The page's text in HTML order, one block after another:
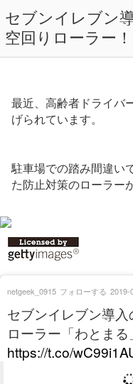
セブンイレブン
空回りローラー！
最近、高齢者ドライバ
げられています。
駐車場での踏み間違い
た防止対策のローラー
セブンイレブン導
ローラー「わとまる
https://t.co/
netgeek_0915 フォローする 2019-